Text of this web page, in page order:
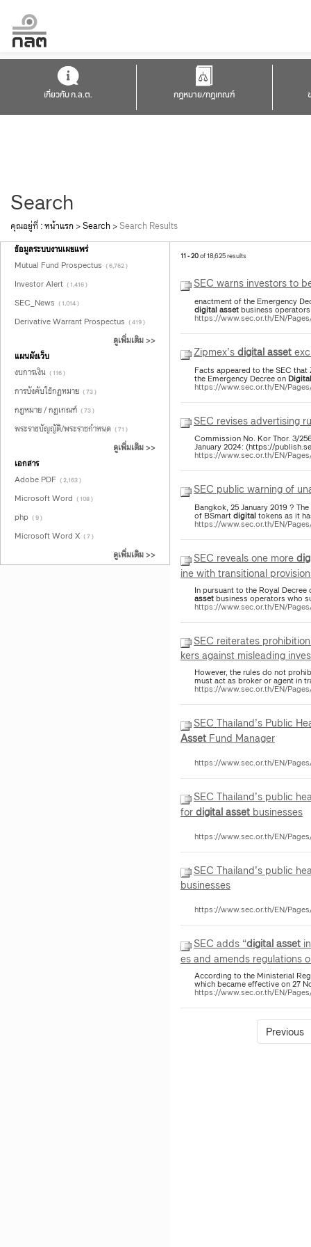
เกี่ยวกับ ก.ล.ต. กฎหมาย/กฎเกณฑ์
Search
คุณอยู่ที่ :หน้าแรก >Search >Search Results
ข้อมูลระบบงานเผยแพร่
Mutual Fund Prospectus ( 6,762 )
Investor Alert ( 1,416 )
SEC_News ( 1,014 )
Derivative Warrant Prospectus ( 419 )
ดูเพิ่มเติม >>
แผนผังเว็บ
งบการเงิน ( 116 )
การบังคับใช้กฏหมาย ( 73 )
กฎหมาย / กฏเกณฑ์ ( 73 )
พระราชบัญญัติ/พระราชกำหนด ( 71 )
ดูเพิ่มเติม >>
เอกสาร
Adobe PDF ( 2,163 )
Microsoft Word ( 108 )
php ( 9 )
Microsoft Word X ( 7 )
ดูเพิ่มเติม >>
11 - 20of 18,625 results
SEC warns investors to
enactment of the Emergency
digitalassetbusiness
https://www.sec.or.th/EN/
Zipmex’sdigitalasset
Facts appeared to the SEC
the Emergency Decree on Digital
https://www.sec.or.th/EN/
SEC revises advertising
Commission No. Kor Thor. 3/
January 2024: (https://
https://www.sec.or.th/EN/
SEC public warning of
Bangkok, 25 January 2019 ?
of BSmartdigitaltokens as it
https://www.sec.or.th/EN/
SEC reveals one more
ine with transitional
In pursuant to the Royal Decree
assetbusiness operators who
https://www.sec.or.th/EN/
SEC reiterates
kers against misleading
However, the rules do not
must act as broker or agent in
https://www.sec.or.th/EN/
SEC Thailand’s Public
Asset Fund Manager
https://www.sec.or.th/EN/
SEC Thailand’s public
fordigitalasset businesses
https://www.sec.or.th/EN/
SEC Thailand’s public
businesses
https://www.sec.or.th/EN/
SEC adds “digitalasset
es and amends regulations
According to the Ministerial
which became effective on 27
https://www.sec.or.th/EN/
Previous